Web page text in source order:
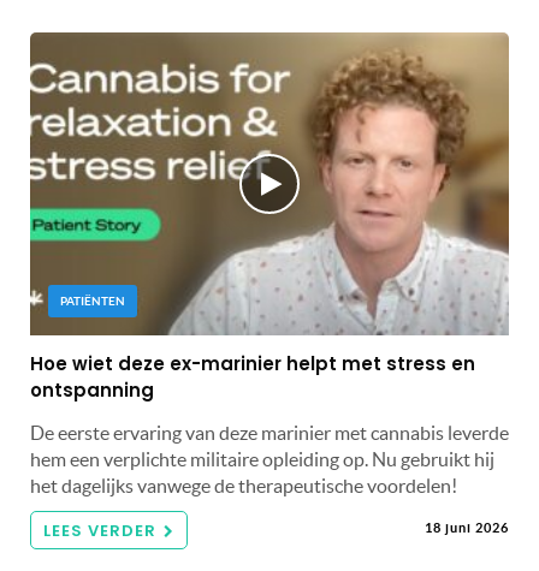
PATIËNTEN
Hoe wiet deze ex-marinier helpt met stress en
ontspanning
De eerste ervaring van deze marinier met cannabis leverde
hem een ​​verplichte militaire opleiding op. Nu gebruikt hij
het dagelijks vanwege de therapeutische voordelen!
LEES VERDER 18 juni 2026